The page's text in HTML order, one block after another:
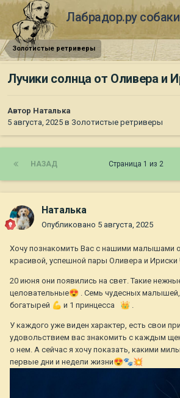
Лабрадор.ру
Золотистые ретриверы
Лучики солнца от Оливера и
Автор Наталька
5 августа, 2025 в Золотистые ретриверы
НАЗАД Страница 1 из 2
Наталька
Опубликовано 5 августа, 2025
Хочу познакомить Вас с нашими малышами
красивой, успешной пары Оливера и Ириски
20 июня они появились на свет. Такие
целовательные😍 . Семь чудесных
богатырей 💪 и 1 принцесса 👑 .
У каждого уже виден характер, есть свои
удовольствием вас знакомить с каждым
о нем. А сейчас я хочу показать, какими
первые дни и недели жизни😍🐾💥